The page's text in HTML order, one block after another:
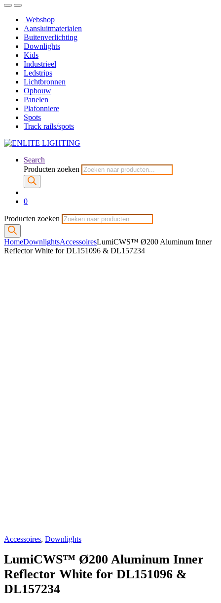
Webshop
Aansluitmaterialen
Buitenverlichting
Downlights
Kids
Industrieel
Ledstrips
Lichtbronnen
Opbouw
Panelen
Plafonniere
Spots
Track rails/spots
Search
Producten zoeken
0
Producten zoeken
HomeDownlightsAccessoiresLumiCWS™ Ø200 Aluminum Inner
Reflector White for DL151096 & DL157234
Accessoires, Downlights
LumiCWS™ Ø200 Aluminum Inner
Reflector White for DL151096 &
DL157234